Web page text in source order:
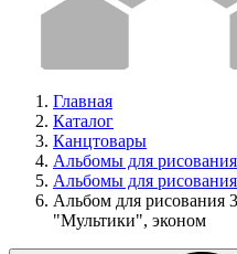
Главная
Каталог
Канцтовары
Альбомы для рисования
Альбомы для
Альбом для рисования
"Мультики", эконом